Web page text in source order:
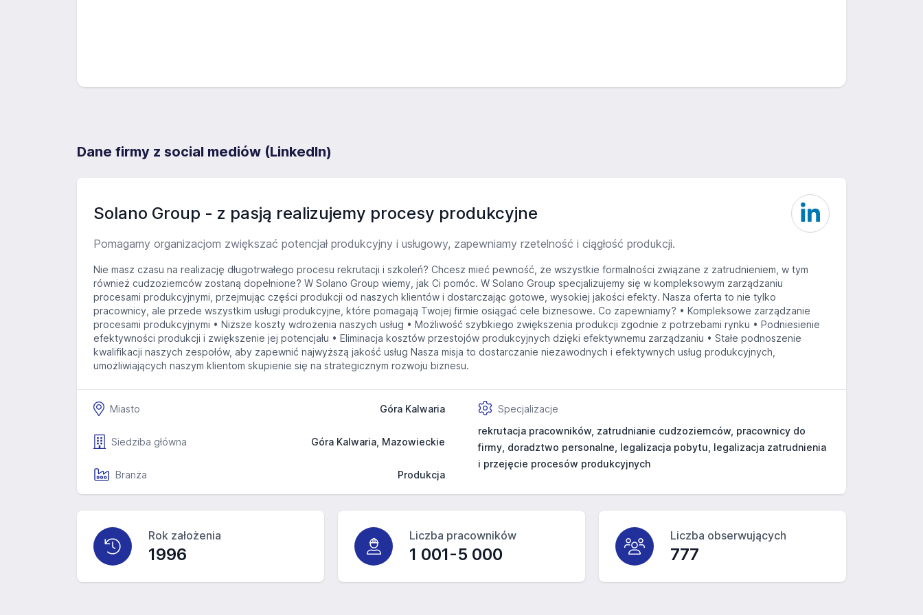
Dane firmy z social mediów (LinkedIn)
Solano Group - z pasją realizujemy procesy produkcyjne
Pomagamy organizacjom zwiększać potencjał produkcyjny i usługowy, zapewniamy rzetelność i ciągłość produkcji.
Nie masz czasu na realizację długotrwałego procesu rekrutacji i szkoleń? Chcesz mieć pewność, że wszystkie formalności związane z zatrudnieniem, w tym
również cudzoziemców zostaną dopełnione? W Solano Group wiemy, jak Ci pomóc. W Solano Group specjalizujemy się w kompleksowym zarządzaniu
procesami produkcyjnymi, przejmując części produkcji od naszych klientów i dostarczając gotowe, wysokiej jakości efekty. Nasza oferta to nie tylko
pracownicy, ale przede wszystkim usługi produkcyjne, które pomagają Twojej firmie osiągać cele biznesowe. Co zapewniamy? • Kompleksowe zarządzanie
procesami produkcyjnymi • Niższe koszty wdrożenia naszych usług • Możliwość szybkiego zwiększenia produkcji zgodnie z potrzebami rynku • Podniesienie
efektywności produkcji i zwiększenie jej potencjału • Eliminacja kosztów przestojów produkcyjnych dzięki efektywnemu zarządzaniu • Stałe podnoszenie
kwalifikacji naszych zespołów, aby zapewnić najwyższą jakość usług Nasza misja to dostarczanie niezawodnych i efektywnych usług produkcyjnych,
umożliwiających naszym klientom skupienie się na strategicznym rozwoju biznesu.
Miasto Góra Kalwaria
Siedziba główna Góra Kalwaria, Mazowieckie
Branża Produkcja
Specjalizacje
rekrutacja pracowników, zatrudnianie cudzoziemców, pracownicy do
firmy, doradztwo personalne, legalizacja pobytu, legalizacja zatrudnienia
i przejęcie procesów produkcyjnych
Rok założenia
1996
Liczba pracowników
1 001-5 000
Liczba obserwujących
777